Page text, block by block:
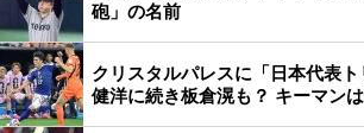
砲」の名前
クリスタルパレスに「日本代表
健洋に続き板倉滉も？ キーマン